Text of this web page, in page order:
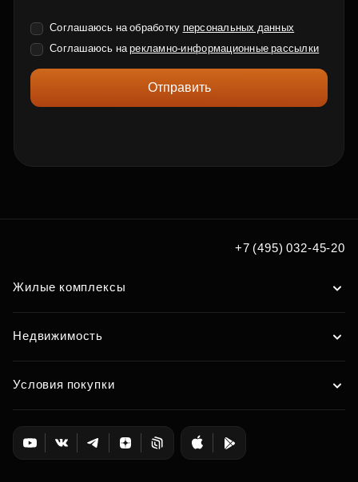
Соглашаюсь на обработку персональных данных
Соглашаюсь нарекламно-информационные рассылки
Отправить
+7 (495) 032-45-20
Жилые комплексы
Недвижимость
Условия покупки